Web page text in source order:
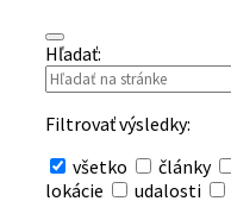
Hľadať:
Filtrovať výsledky:
všetko
články
lokácie
udalosti